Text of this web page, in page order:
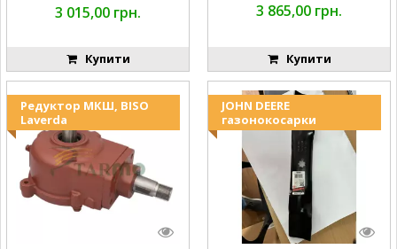
3 015,00 грн.
Купити
3 865,00 грн.
Купити
Редуктор МКШ, BISO
Laverda
JOHN DEERE
газонокосарки